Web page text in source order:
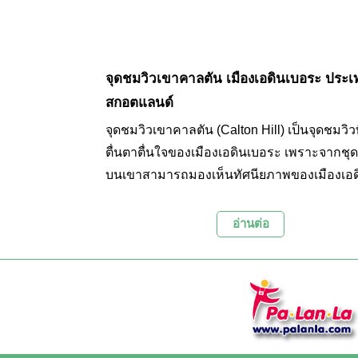
จุดชมวิวเขาคาลตัน เมืองเอดินเบอระ ประเ
สกอตแลนด์
จุดชมวิวเขาคาลตัน (Calton Hill) เป็นจุดชมวิ
ตื่นตาตื่นใจของเมืองเอดินเบอระ เพราะจากชุ
บนเขาสามารถมองเห็นทัศนียภาพของเมืองเอ
ประวัติศาสตร์ที่กระจายตัวอยู่บนเขา เช่น อนุสา
แห่งชาติสกอตแลนด์ และอนุสาวรีย์เนลสัน ที่มี
สถาปัตยกรรมอันเก่าแก่และมีเรื่องราวทาง
ประวัติศาสตร์ที่น่าสนใจ ทำให้เขาคาลตันได้รับ
ขึ้นทะเบียนเป็นเมืองมรดกโลกโดยองค์การยูเน
จุดชมวิวบริเวณนี้จึงเป็นสถานที่ท่องเที่ยวที่ไม่ค
พลาดเป็นอย่างยิ่ง อีกทั้งยังเป็นจุดชมพระอาทิ
อ่านต่อ